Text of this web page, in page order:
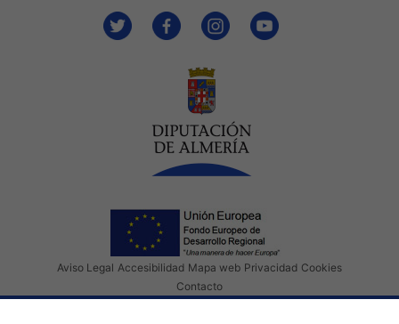
Aviso Legal Accesibilidad Mapa web Privacidad Cookies
Contacto